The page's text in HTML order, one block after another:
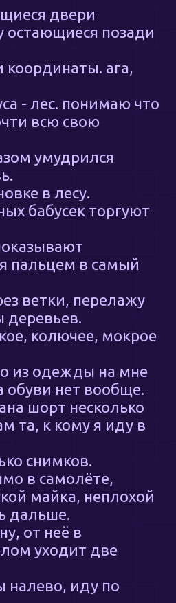
двери
остающиеся позади
координаты. ага,
- лес. понимаю что
всю свою
умудрился
в лесу.
бабусек торгуют
пальцем в самый
ветки, перелажу
деревьев.
колючее, мокрое
из одежды на мне
обуви нет вообще.
шорт несколько
та, к кому я иду в
снимков.
в самолёте,
майка, неплохой
дальше.
от неё в
уходит две
налево, иду по